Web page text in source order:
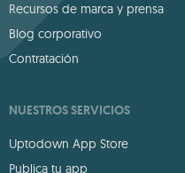
Recursos de marca y prensa
Blog corporativo
Contratación
NUESTROS SERVICIOS
Uptodown App Store
Publica tu app